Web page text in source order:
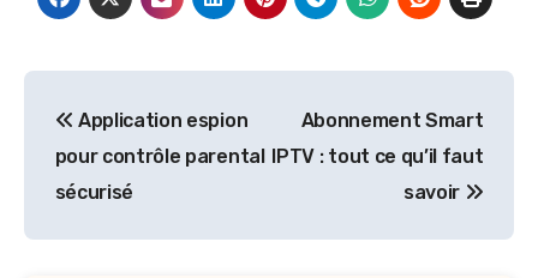
navigation
Application espion
pour contrôle parental
sécurisé
Abonnement Smart
IPTV : tout ce qu’il faut
savoir